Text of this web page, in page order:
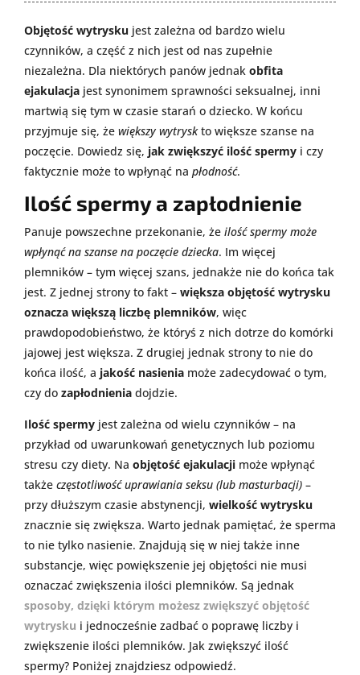
Objętość wytrysku jest zależna od bardzo wielu
czynników, a część z nich jest od nas zupełnie
niezależna. Dla niektórych panów jednak obfita
ejakulacja jest synonimem sprawności seksualnej, inni
martwią się tym w czasie starań o dziecko. W końcu
przyjmuje się, że większy wytryskto większe szanse na
poczęcie. Dowiedz się, jak zwiększyć ilość spermy i czy
faktycznie może to wpłynąć na płodność.
Ilość spermy a zapłodnienie
Panuje powszechne przekonanie, że ilość spermy może
wpłynąć na szanse na poczęcie dziecka. Im więcej
plemników – tym więcej szans, jednakże nie do końca tak
jest. Z jednej strony to fakt – większa objętość wytrysku
oznacza większą liczbę plemników, więc
prawdopodobieństwo, że któryś z nich dotrze do komórki
jajowej jest większa. Z drugiej jednak strony to nie do
końca ilość, a jakość nasienia może zadecydować o tym,
czy do zapłodnienia dojdzie.
Ilość spermy jest zależna od wielu czynników – na
przykład od uwarunkowań genetycznych lub poziomu
stresu czy diety. Na objętość ejakulacji może wpłynąć
także częstotliwość uprawiania seksu (lub masturbacji) –
przy dłuższym czasie abstynencji, wielkość wytrysku
znacznie się zwiększa. Warto jednak pamiętać, że sperma
to nie tylko nasienie. Znajdują się w niej także inne
substancje, więc powiększenie jej objętości nie musi
oznaczać zwiększenia ilości plemników. Są jednak
sposoby, dzięki którym możesz zwiększyć objętość
wytrysku i jednocześnie zadbać o poprawę liczby i
zwiększenie ilości plemników. Jak zwiększyć ilość
spermy? Poniżej znajdziesz odpowiedź.